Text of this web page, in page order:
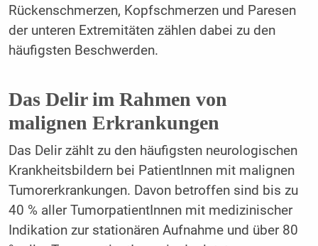
Rückenschmerzen, Kopfschmerzen und Paresen
der unteren Extremitäten zählen dabei zu den
häufigsten Beschwerden.
Das Delir im Rahmen von
malignen Erkrankungen
Das Delir zählt zu den häufigsten neurologischen
Krankheitsbildern bei PatientInnen mit malignen
Tumorerkrankungen. Davon betroffen sind bis zu
40 % aller TumorpatientInnen mit medizinischer
Indikation zur stationären Aufnahme und über 80